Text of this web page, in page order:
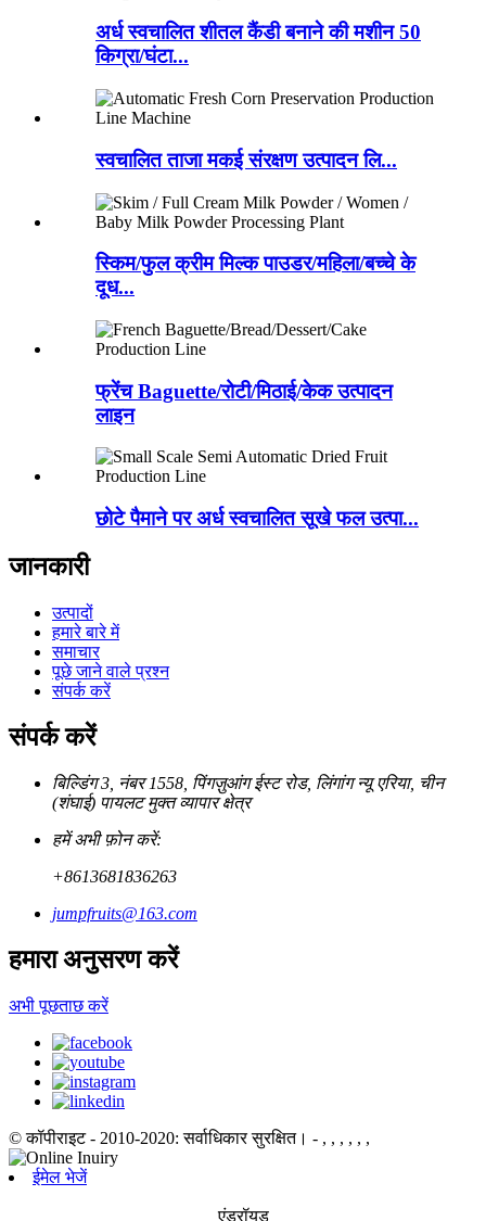
अर्ध स्वचालित शीतल कैंडी बनाने की मशीन 50
किग्रा/घंटा...
स्वचालित ताजा मकई संरक्षण उत्पादन लि...
स्किम/फुल क्रीम मिल्क पाउडर/महिला/बच्चे के
दूध...
फ्रेंच Baguette/रोटी/मिठाई/केक उत्पादन
लाइन
छोटे पैमाने पर अर्ध स्वचालित सूखे फल उत्पा...
जानकारी
उत्पादों
हमारे बारे में
समाचार
पूछे जाने वाले प्रश्न
संपर्क करें
संपर्क करें
बिल्डिंग 3, नंबर 1558, पिंगज़ुआंग ईस्ट रोड, लिंगांग न्यू एरिया, चीन
(शंघाई) पायलट मुक्त व्यापार क्षेत्र
हमें अभी फ़ोन करें:
+8613681836263
jumpfruits@163.com
हमारा अनुसरण करें
अभी पूछताछ करें
© कॉपीराइट - 2010-2020: सर्वाधिकार सुरक्षित। - , , , , , ,
ईमेल भेजें
एंड्रॉयड